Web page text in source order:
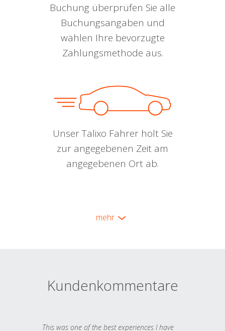
Buchung überprüfen Sie alle
Buchungsangaben und
wählen Ihre bevorzugte
Zahlungsmethode aus.
Unser Talixo Fahrer holt Sie
zur angegebenen Zeit am
angegebenen Ort ab.
mehr
Kundenkommentare
This was one of the best experiences I have